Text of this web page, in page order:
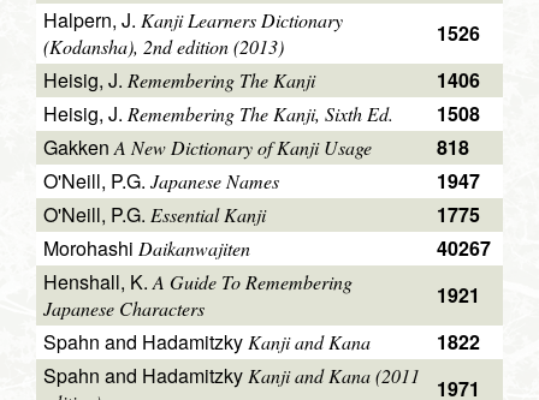
Halpern, J. Kanji Learners Dictionary
(Kodansha), 2nd edition (2013)
1526
Heisig, J. Remembering The Kanji
1406
Heisig, J. Remembering The Kanji, Sixth Ed.
1508
GakkenA New Dictionary of Kanji Usage
818
O'Neill, P.G. Japanese Names
1947
O'Neill, P.G. Essential Kanji
1775
Morohashi Daikanwajiten
40267
Henshall, K.A Guide To Remembering
Japanese Characters
1921
Spahn and Hadamitzky Kanji and Kana
1822
Spahn and Hadamitzky Kanji and Kana (2011
1971